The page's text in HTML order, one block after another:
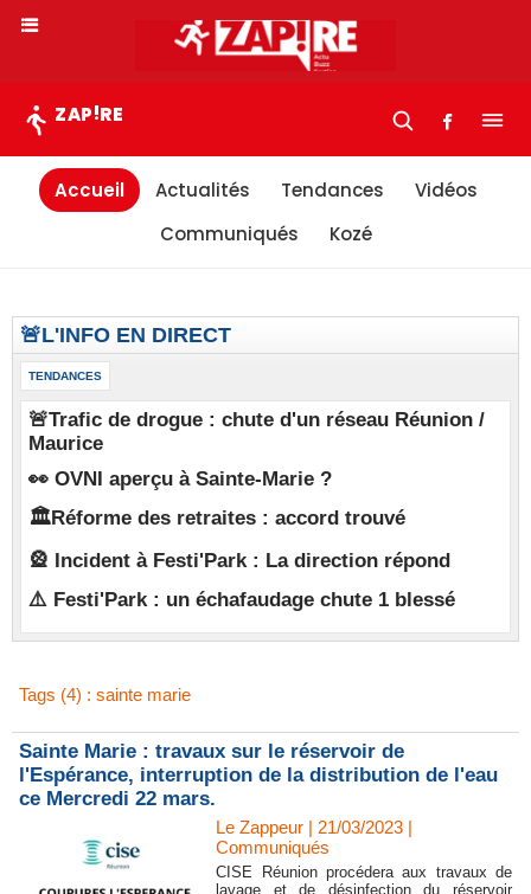
ZAP!RE
Accueil Actualités Tendances
Vidéos
Communiqués
Kozé
🚨L'INFO EN DIRECT
TENDANCES
🚨Trafic de drogue : chute d'un réseau Réunion /
Maurice
👀 OVNI aperçu à Sainte-Marie ?
🏛️Réforme des retraites : accord trouvé
🎡 Incident à Festi'Park : La direction répond
⚠️ Festi'Park : un échafaudage chute 1 blessé
Tags (4) : sainte marie
Sainte Marie : travaux sur le réservoir de
l'Espérance, interruption de la distribution de l'eau
ce Mercredi 22 mars.
Le Zappeur | 21/03/2023 |
Communiqués
CISE Réunion procédera aux travaux de
lavage et de désinfection du réservoir